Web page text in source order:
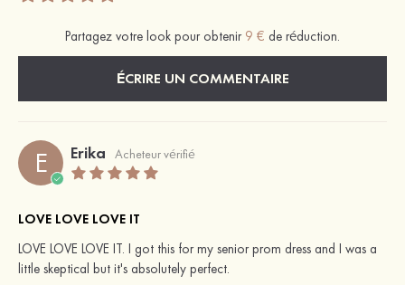
Partagez votre look pour obtenir 9 € de réduction.
ÉCRIRE UN COMMENTAIRE
E Erika Acheteur vérifié
LOVE LOVE LOVE IT
LOVE LOVE LOVE IT. I got this for my senior prom dress and I was a
little skeptical but it's absolutely perfect.